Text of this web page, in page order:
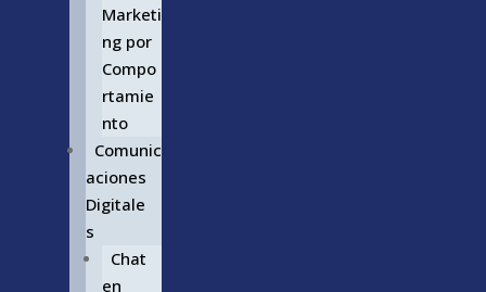
Marketi
ng por
Compo
rtamie
nto
Comunic
aciones
Digitale
s
Chat
en